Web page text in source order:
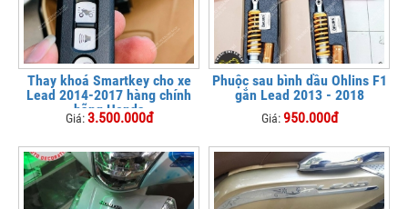
Thay khoá Smartkey cho xe
Lead 2014-2017 hàng chính
hãng Honda
Giá:3.500.000đ
Phuộc sau bình dầu Ohlins F1
gắn Lead 2013 - 2018
Giá:950.000đ